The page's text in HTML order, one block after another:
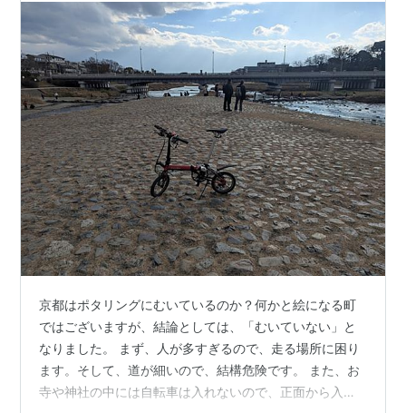
京都はポタリングにむいているのか？何かと絵になる町
ではございますが、結論としては、「むいていない」と
なりました。 まず、人が多すぎるので、走る場所に困り
ます。そして、道が細いので、結構危険です。 また、お
寺や神社の中には自転車は入れないので、正面から入っ